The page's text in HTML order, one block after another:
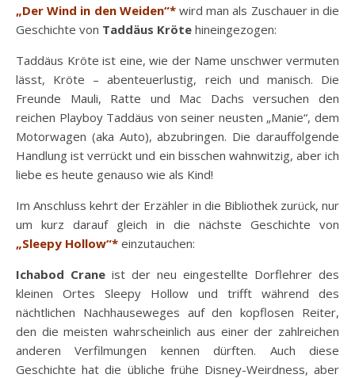
„Der Wind in den Weiden“*wird man als Zuschauer in die
Geschichte von Taddäus Kröte hineingezogen:
Taddäus Kröte ist eine, wie der Name unschwer vermuten
lässt, Kröte – abenteuerlustig, reich und manisch. Die
Freunde Mauli, Ratte und Mac Dachs versuchen den
reichen Playboy Taddäus von seiner neusten „Manie“, dem
Motorwagen (aka Auto), abzubringen. Die darauffolgende
Handlung ist verrückt und ein bisschen wahnwitzig, aber ich
liebe es heute genauso wie als Kind!
Im Anschluss kehrt der Erzähler in die Bibliothek zurück, nur
um kurz darauf gleich in die nächste Geschichte von
„Sleepy Hollow“* einzutauchen:
Ichabod Crane ist der neu eingestellte Dorflehrer des
kleinen Ortes Sleepy Hollow und trifft während des
nächtlichen Nachhauseweges auf den kopflosen Reiter,
den die meisten wahrscheinlich aus einer der zahlreichen
anderen Verfilmungen kennen dürften. Auch diese
Geschichte hat die übliche frühe Disney-Weirdness, aber